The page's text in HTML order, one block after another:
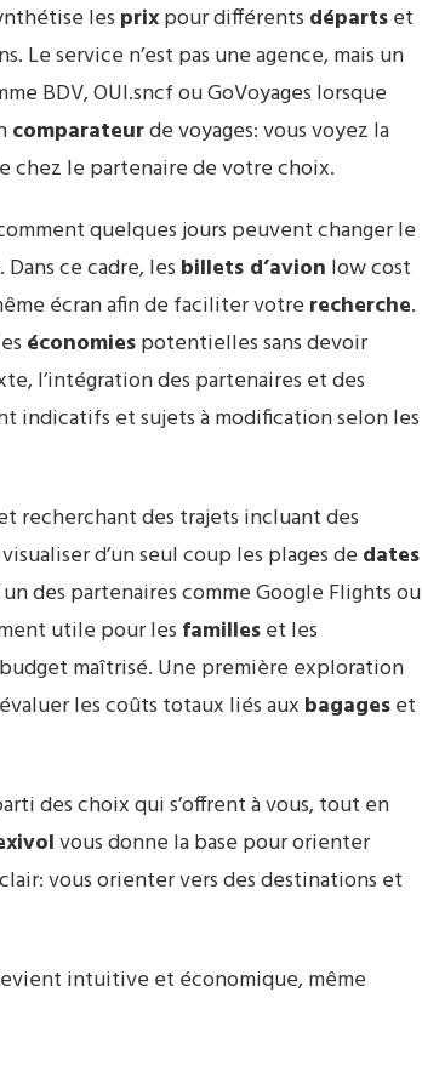
les prixpour différents départset
service n’est pas une agence, mais un
BDV, OUI.sncf ou GoVoyages lorsque
comparateurde voyages: vous voyez la
chez le partenaire de votre choix.
quelques jours peuvent changer le
ce cadre, les billets d’avion low cost
écran afin de faciliter votre recherche.
économiespotentielles sans devoir
l’intégration des partenaires et des
indicatifs et sujets à modification selon les
recherchant des trajets incluant des
d’un seul coup les plages de dates
des partenaires comme Google Flights ou
utile pour les familleset les
maîtrisé. Une première exploration
les coûts totaux liés aux bagageset
des choix qui s’offrent à vous, tout en
vous donne la base pour orienter
vous orienter vers des destinations et
intuitive et économique, même